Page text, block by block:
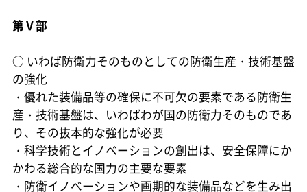
第Ⅴ部
○ いわば防衛力そのものとしての防衛生産・技術基盤
の強化
・優れた装備品等の確保に不可欠の要素である防衛生
産・技術基盤は、いわばわが国の防衛力そのものであ
り、その抜本的な強化が必要
・科学技術とイノベーションの創出は、安全保障にか
かわる総合的な国力の主要な要素
・防衛イノベーションや画期的な装備品などを生み出